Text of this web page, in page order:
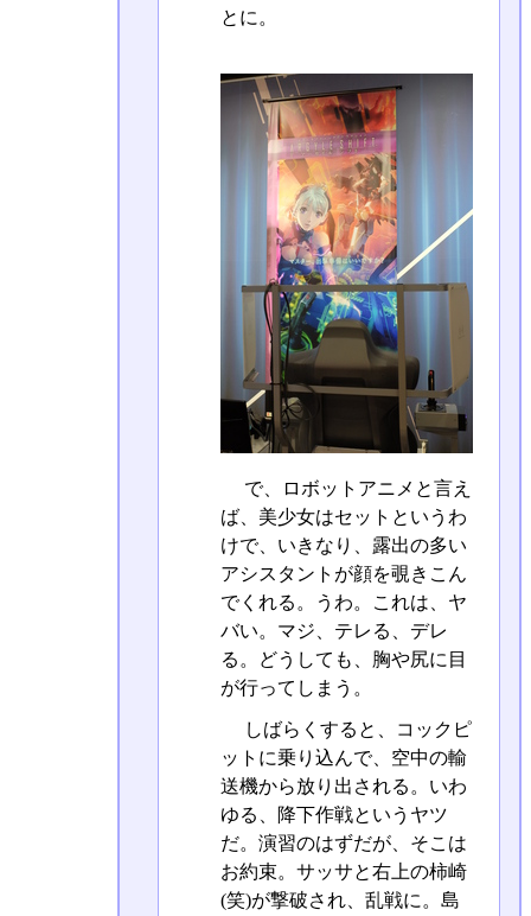
とに。
で、ロボットアニメと言え
ば、美少女はセットというわ
けで、いきなり、露出の多い
アシスタントが顔を覗きこん
でくれる。うわ。これは、ヤ
バい。マジ、テレる、デレ
る。どうしても、胸や尻に目
が行ってしまう。
しばらくすると、コックピ
ットに乗り込んで、空中の輸
送機から放り出される。いわ
ゆる、降下作戦というヤツ
だ。演習のはずだが、そこは
お約束。サッサと右上の柿崎
(笑)が撃破され、乱戦に。島